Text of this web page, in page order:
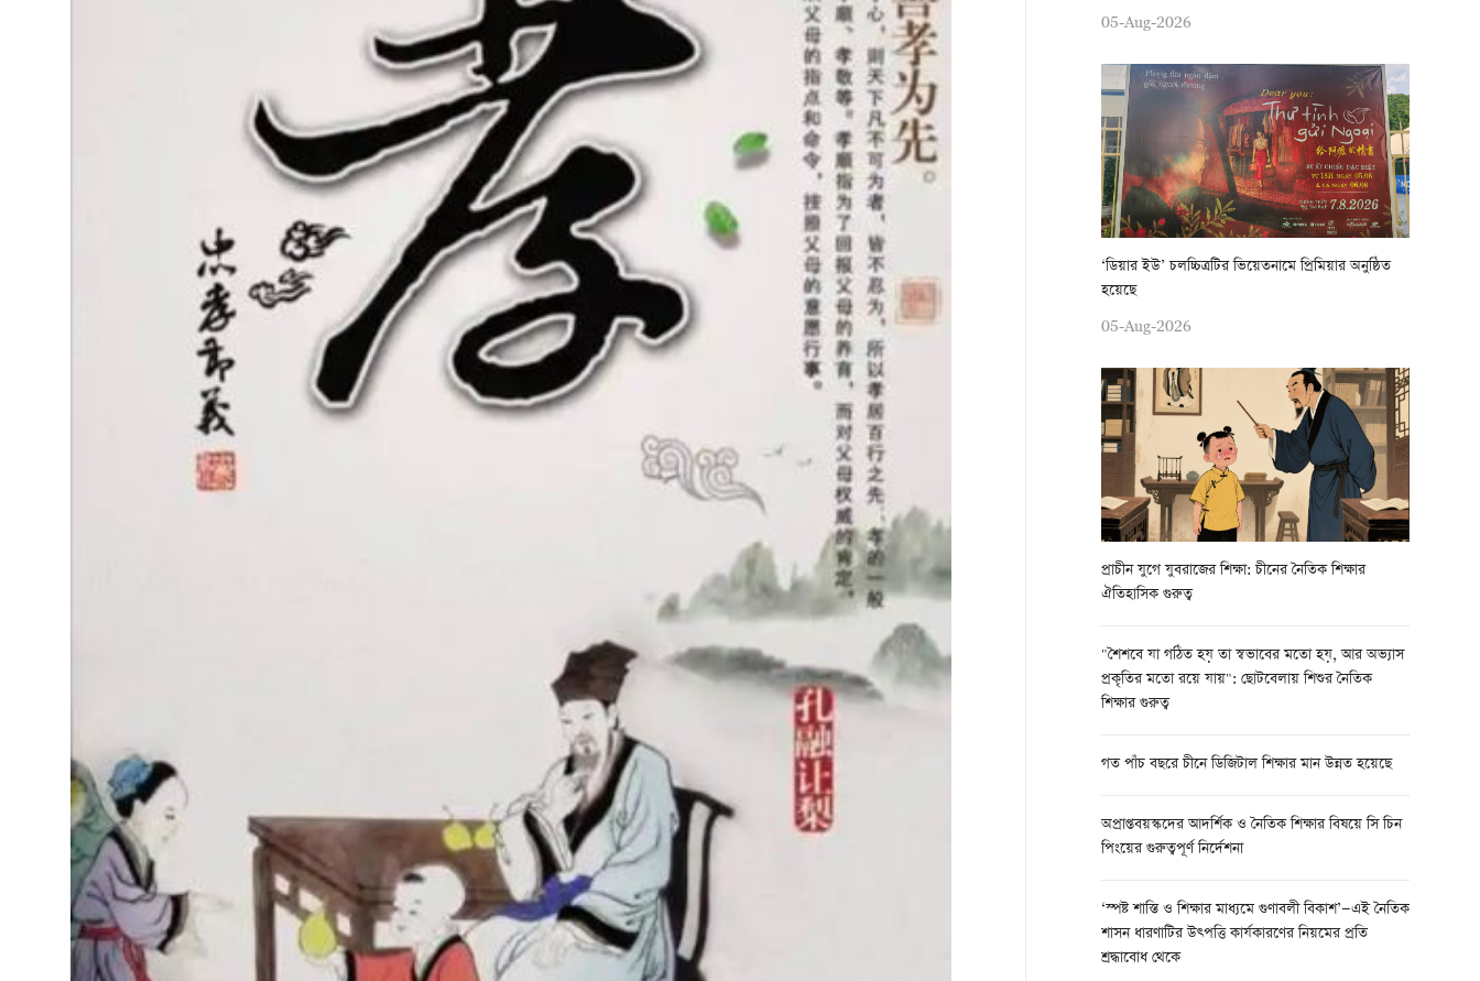
05-Aug-2026
‘ডিয়ার ইউ’ চলচ্চিত্রটির ভিয়েতনামে প্রিমিয়ার অনুষ্ঠিত
হয়েছে
05-Aug-2026
প্রাচীন যুগে যুবরাজের শিক্ষা: চীনের নৈতিক শিক্ষার
ঐতিহাসিক গুরুত্ব
"শৈশবে যা গঠিত হয় তা স্বভাবের মতো হয়, আর অভ্যাস
প্রকৃতির মতো রয়ে যায়": ছোটবেলায় শিশুর নৈতিক
শিক্ষার গুরুত্ব
গত পাঁচ বছরে চীনে ডিজিটাল শিক্ষার মান উন্নত হয়েছে
অপ্রাপ্তবয়স্কদের আদর্শিক ও নৈতিক শিক্ষার বিষয়ে সি চিন
পিংয়ের গুরুত্বপূর্ণ নির্দেশনা
‘স্পষ্ট শাস্তি ও শিক্ষার মাধ্যমে গুণাবলী বিকাশ’—এই নৈতিক
শাসন ধারণাটির উত্পত্তি কার্যকারণের নিয়মের প্রতি
শ্রদ্ধাবোধ থেকে